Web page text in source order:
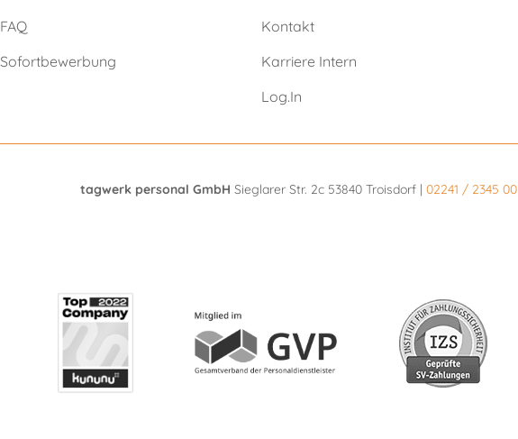
FAQ
Sofortbewerbung
Kontakt
Karriere Intern
Log.In
tagwerk personal GmbH Sieglarer Str. 2c 53840 Troisdorf | 02241 / 2345 00